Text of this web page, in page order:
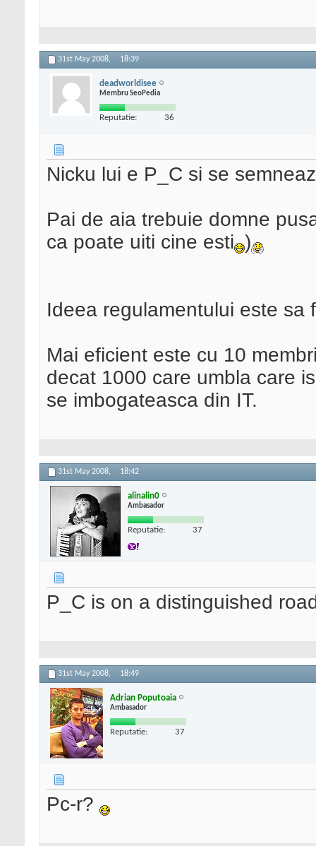
31st May 2008, 18:39
deadworldisee
Membru SeoPedia
Reputatie: 36
Nicku lui e P_C si se
Pai de aia trebuie domne
ca poate uiti cine esti )
Ideea regulamentului este sa
Mai eficient este cu 10
decat 1000 care umbla care
se imbogateasca din IT.
31st May 2008, 18:42
alinalin0
Ambasador
Reputatie: 37
P_C is on a distinguished
31st May 2008, 18:49
Adrian Poputoaia
Ambasador
Reputatie: 37
Pc-r?